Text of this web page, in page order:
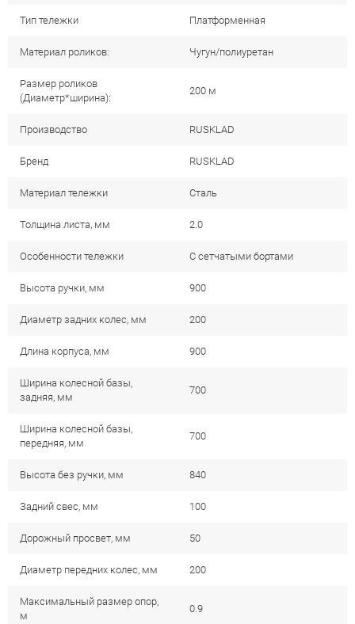
Тип тележки Платформенная
Материал роликов: Чугун/полиуретан
Размер роликов
(Диаметр*ширина):
200 м
Производство RUSKLAD
Бренд RUSKLAD
Материал тележки Сталь
Толщина листа, мм 2.0
Особенности тележки С сетчатыми бортами
Высота ручки, мм 900
Диаметр задних колес, мм 200
Длина корпуса, мм 900
Ширина колесной базы,
задняя, мм
700
Ширина колесной базы,
передняя, мм
700
Высота без ручки, мм 840
Задний свес, мм 100
Дорожный просвет, мм 50
Диаметр передних колес, мм 200
Максимальный размер опор,
м
0.9